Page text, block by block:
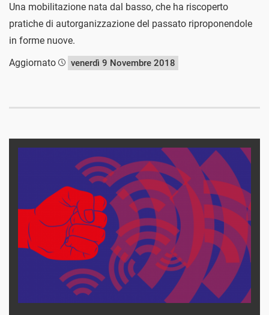
Una mobilitazione nata dal basso, che ha riscoperto
pratiche di autorganizzazione del passato riproponendole
in forme nuove.
Aggiornato
venerdì 9 Novembre 2018